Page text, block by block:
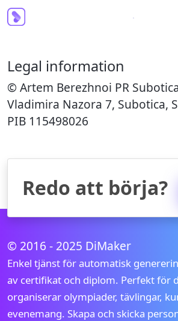
Legal information
© Artem Berezhnoi PR
Vladimira Nazora 7, Subotica,
PIB 115498026
Redo att börja?
© 2016 - 2025 DiMaker
Enkel tjänst för automatisk
av certifikat och diplom. Perfekt för
organiserar olympiader, tävlingar,
evenemang. Skapa och skicka